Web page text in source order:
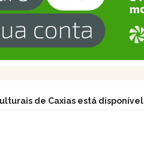
de Caxias está disponível